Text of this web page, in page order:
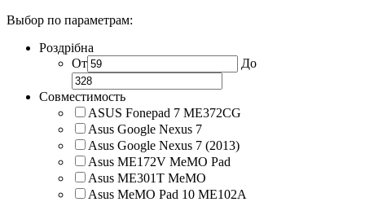
Выбор по параметрам:
Роздрібна
От
До
Совместимость
ASUS Fonepad 7 ME372CG
Asus Google Nexus 7
Asus Google Nexus 7 (2013)
Asus ME172V MeMO Pad
Asus ME301T MeMO
Asus MeMO Pad 10 ME102A